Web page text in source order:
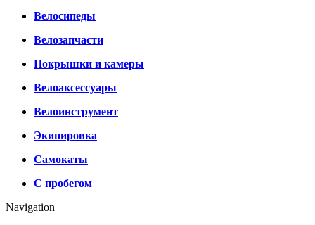
Велосипеды
Велозапчасти
Покрышки и камеры
Велоаксессуары
Велоинструмент
Экипировка
Самокаты
С пробегом
Navigation